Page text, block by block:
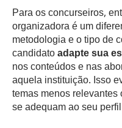
Para os concurseiros,
organizadora é um
metodologia e o tipo de
candidatoadapte sua
nos conteúdos e nas
aquela instituição. Isso
temas menos
se adequam ao seu